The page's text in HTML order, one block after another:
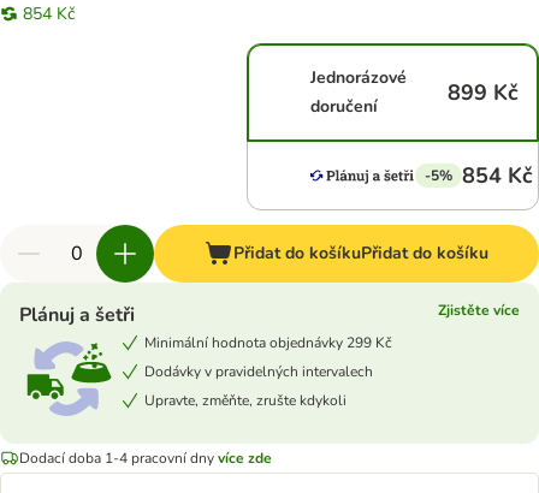
854 Kč
Jednorázové
doručení
899 Kč
-5% 854 Kč
Přidat do košíkuPřidat do košíku
Plánuj a šetři
Zjistěte více
Minimální hodnota objednávky 299 Kč
Dodávky v pravidelných intervalech
Upravte, změňte, zrušte kdykoli
Dodací doba 1-4 pracovní dnyvíce zde